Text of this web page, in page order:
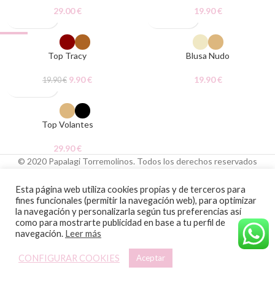
29.00€ 19.90€
Top Tracy
19.90€ 9.90€
Blusa Nudo
19.90€
Top Volantes
29.90€
© 2020 Papalagi Torremolinos. Todos los derechos reservados
Esta página web utiliza cookies propias y de terceros para
fines funcionales (permitir la navegación web), para optimizar
la navegación y personalizarla según tus preferencias así
como para mostrarte publicidad en base a tu perfil de
navegación. Leer más
CONFIGURAR COOKIES Aceptar